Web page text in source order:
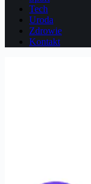
Tech
Uroda
Zdrowie
Kontakt